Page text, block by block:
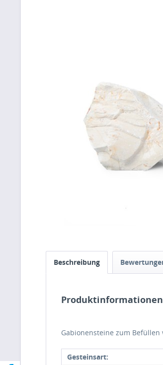
Beschreibung
Produktinformationen
Gabionensteine zum
Gesteinsart: